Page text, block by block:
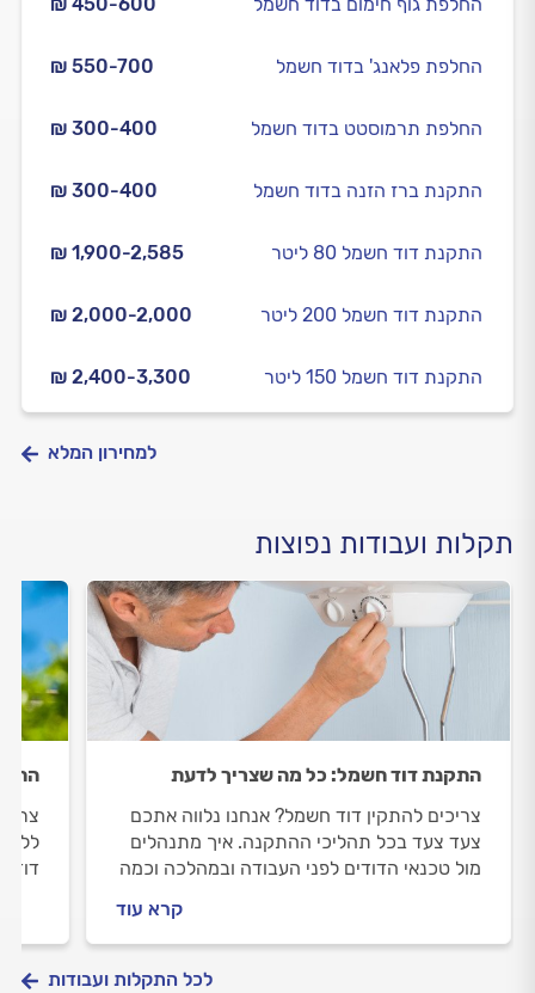
₪ 550-700 החלפת פלאנג' בדוד חשמל
₪ 300-400 החלפת תרמוסטט בדוד חשמל
₪ 300-400 התקנת ברז הזנה בדוד חשמל
₪ 1,900-2,585 התקנת דוד חשמל 80 ליטר
₪ 2,000-2,000 התקנת דוד חשמל 200 ליטר
₪ 2,400-3,300 התקנת דוד חשמל 150 ליטר
למחירון המלא
תקלות ועבודות נפוצות
התקנת דוד חשמל: כל מה שצריך לדעת
צריכים להתקין דוד חשמל? אנחנו נלווה אתכם
צעד צעד בכל תהליכי ההתקנה. איך מתנהלים
מול טכנאי הדודים לפני העבודה ובמהלכה וכמה
קרא עוד
דוד
לכל התקלות ועבודות